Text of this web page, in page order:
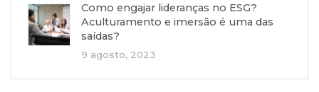
Como engajar lideranças no ESG?
Aculturamento e imersão é uma das
saídas?
9 agosto, 2023